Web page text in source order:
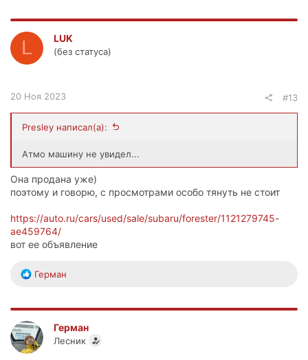
L LUK
(без статуса)
20 Ноя 2023 #13
Presley написал(а):
Атмо машину не увидел...
Она продана уже)
поэтому и говорю, с просмотрами особо тянуть не стоит
https://auto.ru/cars/used/sale/subaru/forester/1121279745-
ae459764/
вот ее объявление
Р
к
ц
и
и
Герман
Герман
Лесник